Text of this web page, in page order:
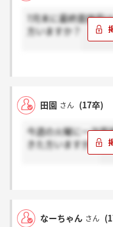
7月末に最終面接受
方いますか？
田園 さん (17卒)
今週の火曜に一次面
きた方いますか？
なーちゃん さん